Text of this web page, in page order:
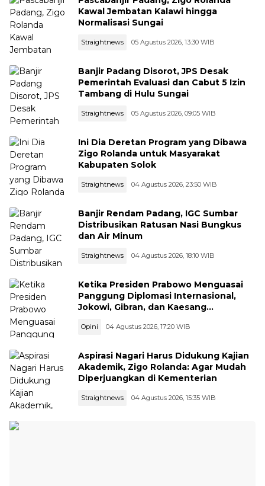
Kawal Jembatan Kalawi hingga
Normalisasi Sungai
Straightnews 05 Agustus 2026, 13:30 WIB
Banjir Padang Disorot, JPS Desak
Pemerintah Evaluasi dan Cabut 5 Izin
Tambang di Hulu Sungai
Straightnews 05 Agustus 2026, 09:05 WIB
Ini Dia Deretan Program yang Dibawa
Zigo Rolanda untuk Masyarakat
Kabupaten Solok
Straightnews 04 Agustus 2026, 23:50 WIB
Banjir Rendam Padang, IGC Sumbar
Distribusikan Ratusan Nasi Bungkus
dan Air Minum
Straightnews 04 Agustus 2026, 18:10 WIB
Ketika Presiden Prabowo Menguasai
Panggung Diplomasi Internasional,
Jokowi, Gibran, dan Kaesang
Opini 04 Agustus 2026, 17:20 WIB
Aspirasi Nagari Harus Didukung Kajian
Akademik, Zigo Rolanda: Agar Mudah
Diperjuangkan di Kementerian
Straightnews 04 Agustus 2026, 15:35 WIB